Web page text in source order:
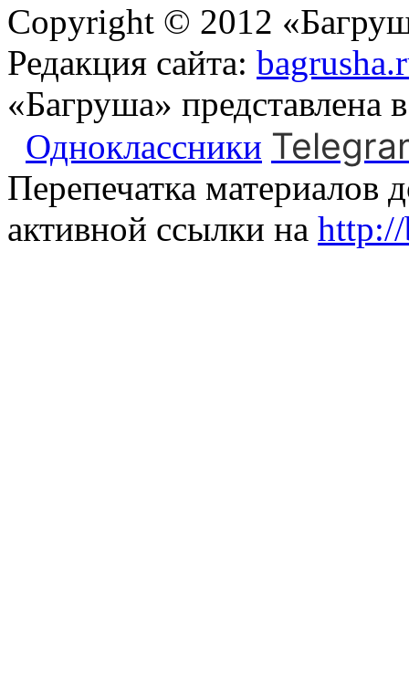
Copyright © 2012
Редакция сайта:
«Багруша» представлена
Одноклассники
Перепечатка материалов
активной ссылки на http://